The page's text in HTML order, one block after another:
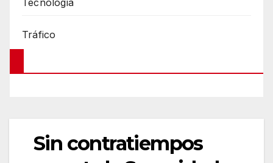
Tráfico
Sin contratiempos